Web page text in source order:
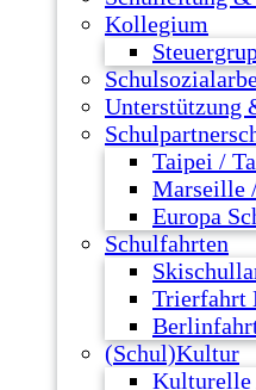
Kollegium
Unterstützung
Taipei /
Marseille
Europa
Schulfahrten
Trierfahrt
(Schul)Kultur
Kulturelle